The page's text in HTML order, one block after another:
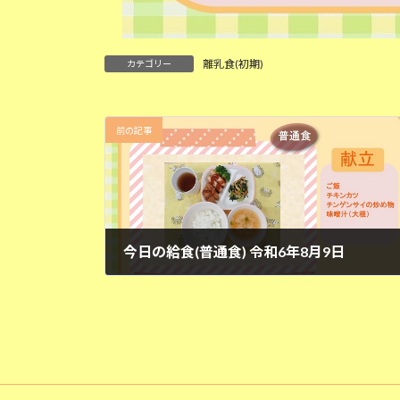
カテゴリー 離乳食(初期)
前の記事
今日の給食(普通食) 令和6年8月9日